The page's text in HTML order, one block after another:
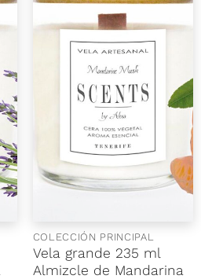
COLECCIÓN PRINCIPAL
Vela grande 235 ml
Almizcle de Mandarina